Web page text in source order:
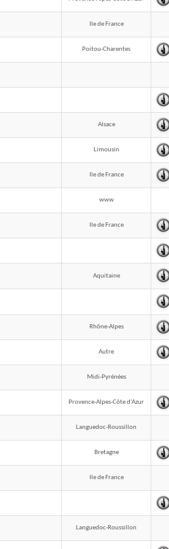
Ile de France
Poitou-Charentes
Alsace
Limousin
Ile de France
www
Ile de France
Aquitaine
Rhône-Alpes
Autre
Midi-Pyrénées
Provence-Alpes-Côte d'Azur
Languedoc-Roussillon
Bretagne
Ile de France
Languedoc-Roussillon